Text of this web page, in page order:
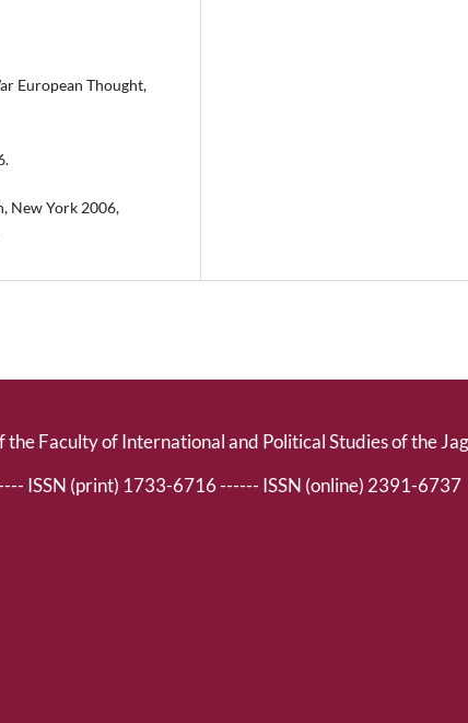
European Thought,
New York 2006,
the Faculty of International and Political Studies of the
ISSN (print) 1733-6716 ------ ISSN (online) 2391-6737